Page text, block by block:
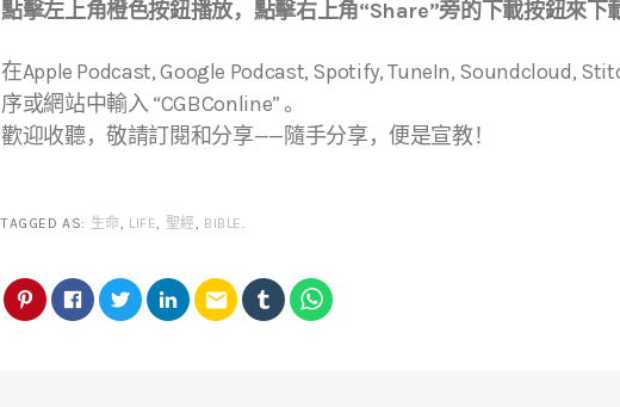
點擊左上角橙色按鈕播放，點擊右上角“Share”旁的下載按鈕來下
在Apple Podcast, Google Podcast, Spotify, TuneIn, Soundcloud,
序或網站中輸入 “CGBConline” 。
歡迎收聽，敬請訂閱和分享——隨手分享，便是宣教！
TAGGED AS: 生命 LIFE 聖經 BIBLE
email